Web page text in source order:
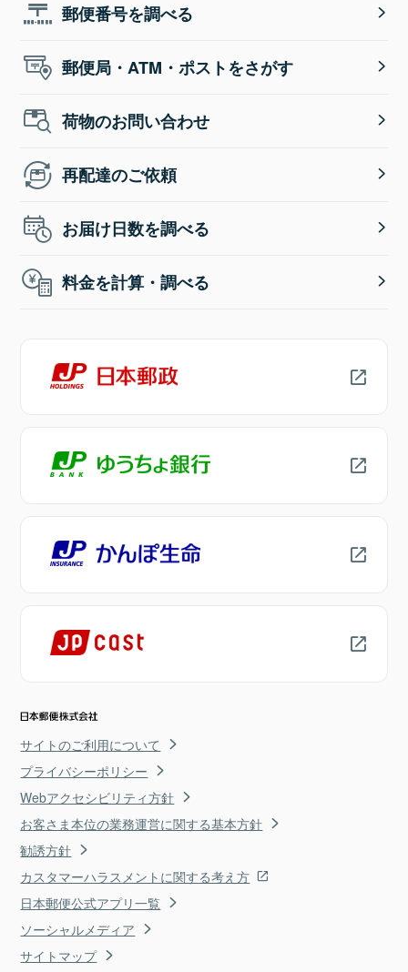
郵便番号を調べる
郵便局・ATM・ポストをさがす
荷物のお問い合わせ
再配達のご依頼
お届け日数を調べる
料金を計算・調べる
サイトのご利用について
プライバシーポリシー
Webアクセシビリティ方針
お客さま本位の業務運営に関する基本方針
勧誘方針
カスタマーハラスメントに関する考え方
日本郵便公式アプリ一覧
ソーシャルメディア
サイトマップ